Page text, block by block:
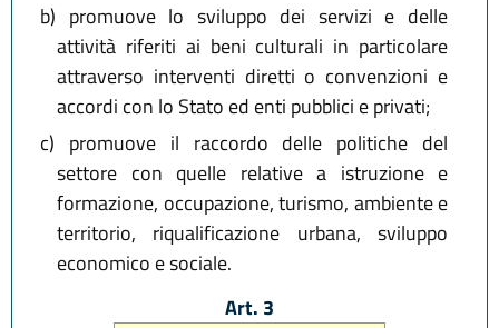
b) promuove lo sviluppo dei servizi e delle
attività riferiti ai beni culturali in particolare
attraverso interventi diretti o convenzioni e
accordi con lo Stato ed enti pubblici e privati;
c) promuove il raccordo delle politiche del
settore con quelle relative a istruzione e
formazione, occupazione, turismo, ambiente e
territorio, riqualificazione urbana, sviluppo
economico e sociale.
Art. 3